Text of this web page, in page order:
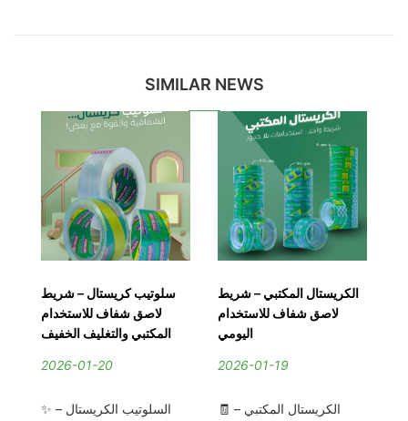
SIMILAR NEWS
سلوتيب كريستال – شريط
لاصق شفاف للاستخدام
المكتبي والتغليف الخفيف
2026-01-20
✨ السلوتيب الكريستال –
الكريستال المكتبي – شريط
لاصق شفاف للاستخدام
اليومي
2026-01-19
🧾 الكريستال المكتبي –